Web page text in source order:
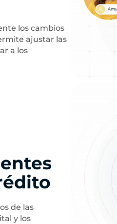
los cambios
ajustar las
a los
de las
y los